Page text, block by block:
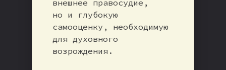
внешнее правосудие,
но и глубокую
самооценку, необходимую
для духовного
возрождения.